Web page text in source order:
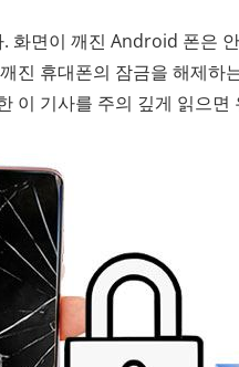
화면이 깨진 Android 폰은
진 휴대폰의 잠금을 해제하
이 기사를 주의 깊게 읽으